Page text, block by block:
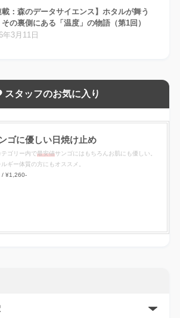
載：森のデータサイエンス】ホタルが舞う
の裏側にある「温度」の物語（第1回）
年3月11日
スタッフのお気に入り
ゴに優しい日焼け止め
テゴリー内で最安値サンゴにはもちろんお肌にも優しい。
ルギー体質の方にもオススメ。
/ ¥1,260-